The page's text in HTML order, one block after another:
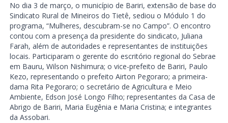
No dia 3 de março, o município de Bariri, extensão de base do
Sindicato Rural de Mineiros do Tietê, sediou o Módulo 1 do
programa, “Mulheres, descubram-se no Campo”. O encontro
contou com a presença da presidente do sindicato, Juliana
Farah, além de autoridades e representantes de instituições
locais. Participaram o gerente do escritório regional do Sebrae
em Bauru, Wilson Nishimura; o vice-prefeito de Bariri, Paulo
Kezo, representando o prefeito Airton Pegoraro; a primeira-
dama Rita Pegoraro; o secretário de Agricultura e Meio
Ambiente, Edson José Longo Filho; representantes da Casa de
Abrigo de Bariri, Maria Eugênia e Maria Cristina; e integrantes
da Assobari.